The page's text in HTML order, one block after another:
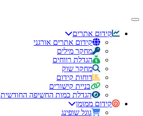
קידום אתרים
קידום אתרים אורגני
מחקר מילים
הגדלת רווחים
מחקר שוק
דוחות קידום
בניית קישורים
הגדלת כמות החשיפה החודשית
קידום ממומן
גוגל שופינג